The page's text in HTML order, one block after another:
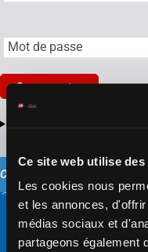
Ce site web utilise des
Les cookies nous
et les annonces,
médias sociaux et
partageons également
Mot de passe
Se connecter
CONTACTEZ ZETURF
Formulaire de contact